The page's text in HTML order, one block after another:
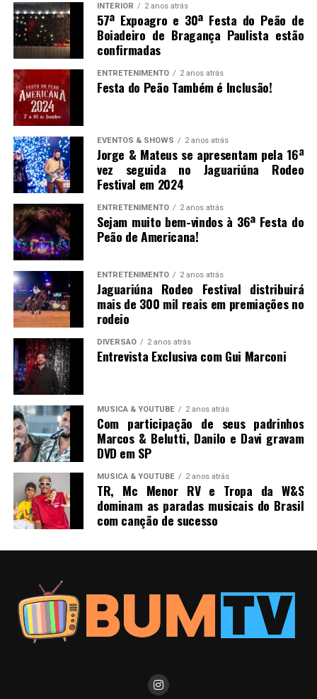
INTERIOR 2 anos atrás
57ª Expoagro e 30ª Festa do Peão de
Boiadeiro de Bragança Paulista estão
confirmadas
ENTRETENIMENTO 2 anos atrás
Festa do Peão Também é Inclusão!
EVENTOS & SHOWS 2 anos atrás
Jorge & Mateus se apresentam pela 16ª
vez seguida no Jaguariúna Rodeo
Festival em 2024
ENTRETENIMENTO 2 anos atrás
Sejam muito bem-vindos à 36ª Festa do
Peão de Americana!
ENTRETENIMENTO 2 anos atrás
Jaguariúna Rodeo Festival distribuirá
mais de 300 mil reais em premiações no
rodeio
DIVERSÃO 2 anos atrás
Entrevista Exclusiva com Gui Marconi
MUSICA & YOUTUBE 2 anos atrás
Com participação de seus padrinhos
Marcos & Belutti, Danilo e Davi gravam
DVD em SP
MUSICA & YOUTUBE 2 anos atrás
TR, Mc Menor RV e Tropa da W&S
dominam as paradas musicais do Brasil
com canção de sucesso